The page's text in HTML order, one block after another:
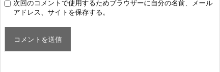
次回のコメントで使用するためブラウザーに自分の名前、メール
アドレス、サイトを保存する。